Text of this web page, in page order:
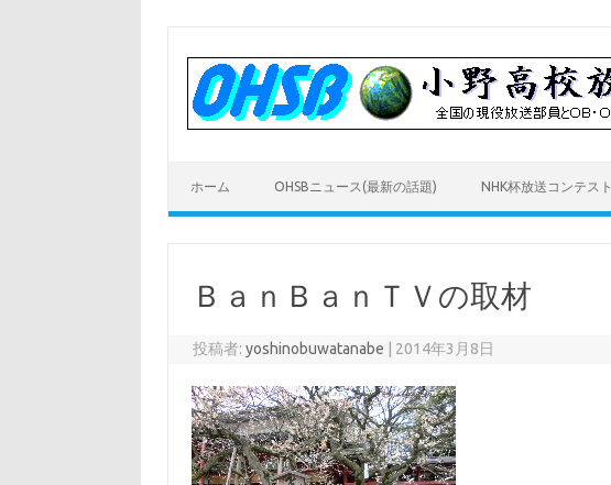
ホーム OHSBニュース(最新の話題) NHK杯放送コンテスト
ＢａｎＢａｎＴＶの取材
投稿者:yoshinobuwatanabe 2014年3月8日